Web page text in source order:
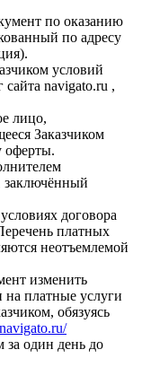
по оказанию
по адресу
условий
сайта navigato.ru ,
лицо,
Заказчиком
оферты.
заключённый
договора
платных
неотъемлемой
изменить
на платные услуги
обязуясь
один день до